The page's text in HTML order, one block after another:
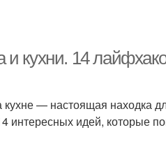
кухни. 14
— настоящая находка
интересных идей, которые